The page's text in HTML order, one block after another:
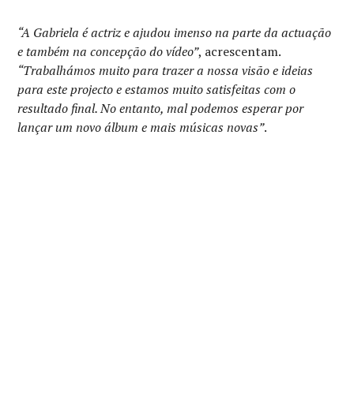
“A Gabriela é actriz e ajudou imenso na parte da actuação
e também na concepção do vídeo”, acrescentam.
“Trabalhámos muito para trazer a nossa visão e ideias
para este projecto e estamos muito satisfeitas com o
resultado final. No entanto, mal podemos esperar por
lançar um novo álbum e mais músicas novas”.